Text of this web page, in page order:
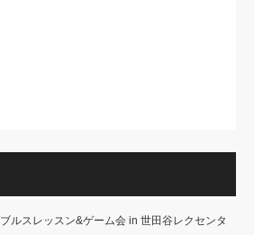
ルスレッスン&ゲーム会 in 世田谷レクセンタ